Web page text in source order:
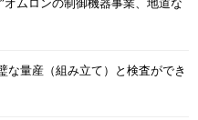
オムロンの制御機器事業、地道な
な量産（組み立て）と検査ができ